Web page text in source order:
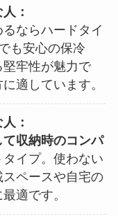
：
るならハードタイ
も安心の保冷
牢性が魅力で
適しています。
：
収納時のコンパ
イプ。使わない
ペースや自宅の
適です。